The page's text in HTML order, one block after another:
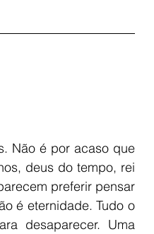
Não é por acaso que
deus do tempo, rei
preferir pensar
é eternidade. Tudo o
desaparecer. Uma